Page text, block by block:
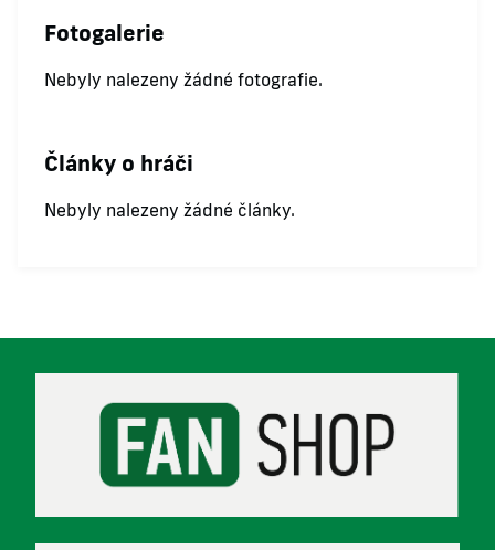
Fotogalerie
Nebyly nalezeny žádné fotografie.
Články o hráči
Nebyly nalezeny žádné články.